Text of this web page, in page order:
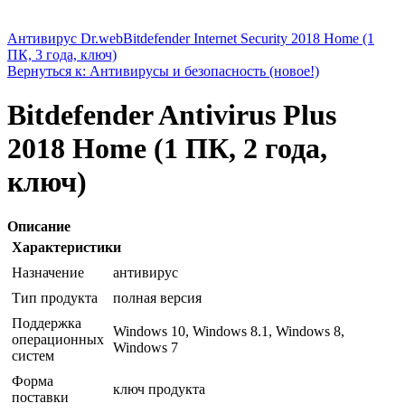
Антивирус Dr.webBitdefender Internet Security 2018 Home (1
ПК, 3 года, ключ)
Вернуться к: Антивирусы и безопасность (новое!)
Bitdefender Antivirus Plus
2018 Home (1 ПК, 2 года,
ключ)
Описание
Характеристики
Назначение
антивирус
Тип продукта
полная версия
Поддержка
операционных
систем
Windows 10, Windows 8.1, Windows 8,
Windows 7
Форма
поставки
ключ продукта